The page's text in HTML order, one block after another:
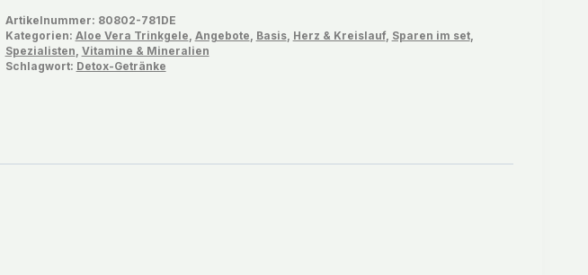
Artikelnummer: 80802-781DE
Kategorien: Aloe Vera Trinkgele, Angebote, Basis, Herz & Kreislauf, Sparen im set,
Spezialisten, Vitamine & Mineralien
Schlagwort: Detox-Getränke